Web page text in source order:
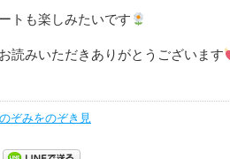
トも楽しみたいです
読みいただきありがとうございます
のぞみをのぞき見